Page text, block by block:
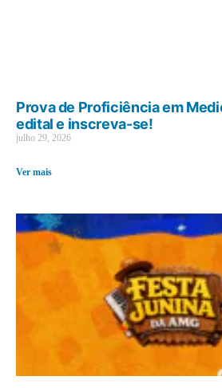
Prova de Proficiência em
edital e inscreva-se!
julho 29, 2026
Ver mais